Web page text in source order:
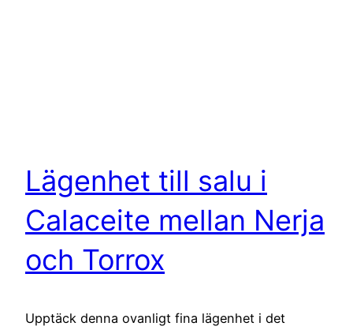
Lägenhet till salu i
Calaceite mellan Nerja
och Torrox
Upptäck denna ovanligt fina lägenhet i det